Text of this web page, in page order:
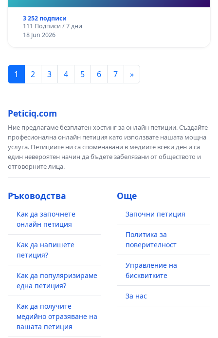
3 252 подписи
111 Подписи / 7 дни
18 Jun 2026
1 2 3 4 5 6 7 »
Peticiq.com
Ние предлагаме безплатен хостинг за онлайн петиции. Създайте
професионална онлайн петиция като използвате нашата мощна
услуга. Петициите ни са споменавани в медиите всеки ден и са
един невероятен начин да бъдете забелязани от обществото и
отговорните лица.
Ръководства
Как да започнете
онлайн петиция
Как да напишете
петиция?
Как да популяризираме
една петиция?
Как да получите
медийно отразяване на
вашата петиция
Още
Започни петиция
Политика за
поверителност
Управление на
бисквитките
За нас